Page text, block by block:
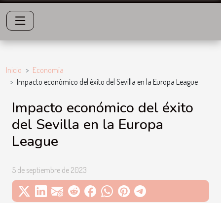
Inicio
Economía
Impacto económico del éxito del Sevilla en la Europa League
Impacto económico del éxito
del Sevilla en la Europa
League
5 de septiembre de 2023